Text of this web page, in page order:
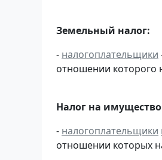
Земельный налог:
- налогоплательщики
отношении которого
Налог на
- налогоплательщики
отношении которых